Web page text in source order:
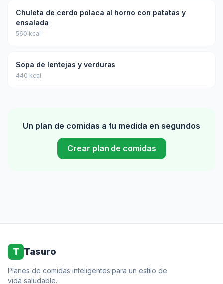
Chuleta de cerdo polaca al horno con patatas y
ensalada
560 kcal
Sopa de lentejas y verduras
440 kcal
Un plan de comidas a tu medida en segundos
Crear plan de comidas
T Tasuro
Planes de comidas inteligentes para un estilo de
vida saludable.